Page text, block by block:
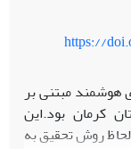
استفاده شد. پایایی و روایی
عاملی بررسی
رهبری هوشمند
شد. جهت تحلیل داده‌ها از
مدل‌یابی معادلات‌ساختاری از نرم افزار Amos23 و SPSS V 25
در تاب‌آوری
https://
مبتنی بر
کرمان بود.این
روش تحقیق به